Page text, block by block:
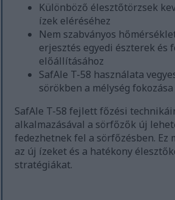
Különböző élesztőtörzsek
ízek eléréséhez
Nem szabványos
erjesztés egyedi észterek és
előállításához
SafAle T-58 használata
sörökben a mélység
SafAle T-58 fejlett főzési
alkalmazásával a sörfőzők új
fedezhetnek fel a sörfőzésben. Ez
az új ízeket és a hatékony
stratégiákat.